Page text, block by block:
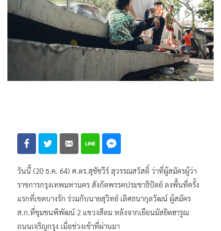
วันนี้ (20 ธ.ค. 64) ศ.ดร.สุชัชวีร์ สุวรรณสวัสดิ์ ว่าที่ผู้สมัครผู้ว่า
ราชการกรุงเทพมหานคร สังกัดพรรคประชาธิปัตย์ ลงพื้นที่ครั้ง
แรกที่เขตบางรัก ร่วมกับนายสุวิทย์ เลิศธนากุลวัฒน์ ผู้สมัคร
ส.ก.ที่ชุมชนพิพัฒน์ 2 แขวงสีลม หลังจากเยือนมัสยิดฮารูณ
ถนนเจริญกรุง เมื่อช่วงเช้าที่ผ่านมา